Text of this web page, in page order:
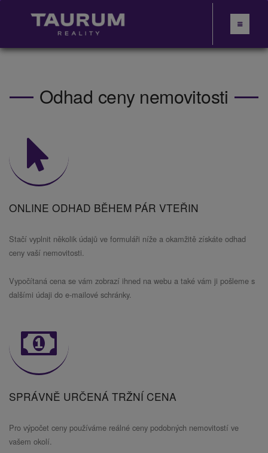
Odhad ceny nemovitosti
ONLINE ODHAD BĚHEM PÁR VTEŘIN
Stačí vyplnit několik údajů ve formuláři níže a okamžitě získáte odhad
ceny vaší nemovitosti.
Vypočítaná cena se vám zobrazí ihned na webu a také vám ji pošleme s
dalšími údaji do e-mailové schránky.
SPRÁVNĚ URČENÁ TRŽNÍ CENA
Pro výpočet ceny používáme reálné ceny podobných nemovitostí ve
vašem okolí.